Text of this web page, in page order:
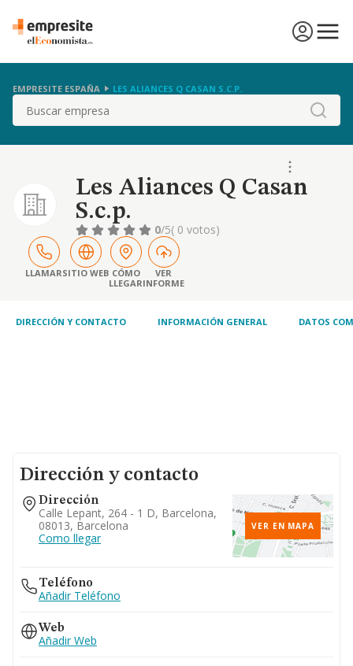
EMPRESITE ESPAÑA LES ALIANCES Q CASAN S.C.P.
Buscar
Les Aliances Q Casan
S.c.p.
0/5( 0 votos)
LLAMARSITIO WEB CÓMO
LLEGAR
VER
INFORME
DIRECCIÓN Y CONTACTO INFORMACIÓN GENERAL DATOS
Dirección y contacto
Dirección
Calle Lepant, 264 - 1 D, Barcelona,
08013, Barcelona
Como llegar
VER EN MAPA
Teléfono
Añadir Teléfono
Web
Añadir Web